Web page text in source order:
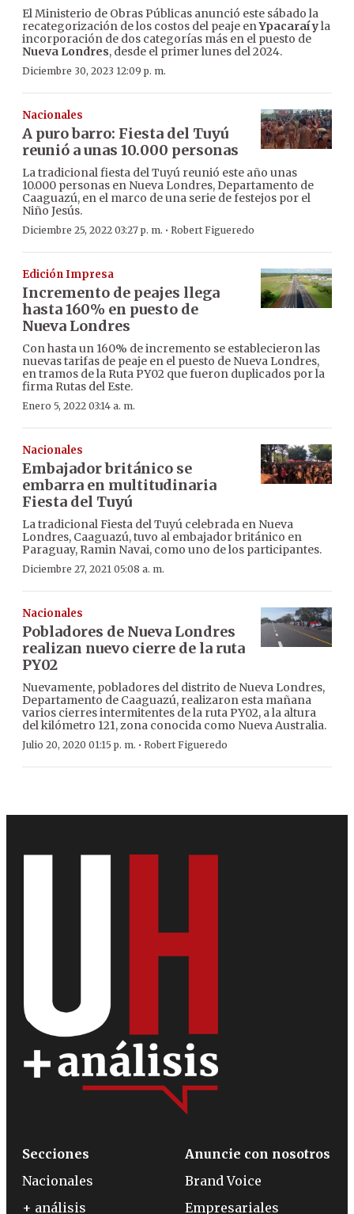
El Ministerio de Obras Públicas anunció este sábado la
recategorización de los costos del peaje enYpacaraí yla
incorporación de dos categorías más en el puesto de
Nueva Londres, desde el primer lunes del 2024.
Diciembre 30, 2023 12:09 p. m.
Nacionales
A puro barro: Fiesta del Tuyú
reunió a unas 10.000 personas
La tradicional fiesta del Tuyú reunió este año unas
10.000 personas en Nueva Londres, Departamento de
Caaguazú, en el marco de una serie de festejos por el
Niño Jesús.
Diciembre 25, 2022 03:27 p. m. · Robert Figueredo
Edición Impresa
Incremento de peajes llega
hasta 160% en puesto de
Nueva Londres
Con hasta un 160% de incremento se establecieron las
nuevas tarifas de peaje en el puesto de Nueva Londres,
en tramos de la Ruta PY02 que fueron duplicados por la
firma Rutas del Este.
Enero 5, 2022 03:14 a. m.
Nacionales
Embajador británico se
embarra en multitudinaria
Fiesta del Tuyú
La tradicional Fiesta del Tuyú celebrada en Nueva
Londres, Caaguazú, tuvo al embajador británico en
Paraguay, Ramin Navai, como uno de los participantes.
Diciembre 27, 2021 05:08 a. m.
Nacionales
Pobladores de Nueva Londres
realizan nuevo cierre de la ruta
PY02
Nuevamente, pobladores del distrito de Nueva Londres,
Departamento de Caaguazú, realizaron esta mañana
varios cierres intermitentes de la ruta PY02, a la altura
del kilómetro 121, zona conocida como Nueva Australia.
Julio 20, 2020 01:15 p. m. · Robert Figueredo
Secciones
Nacionales
+ análisis
Anuncie con nosotros
Brand Voice
Empresariales